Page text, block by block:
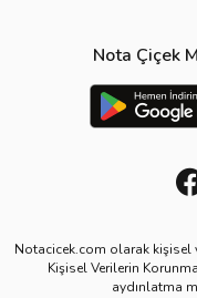
Nota Çiçek
Notacicek.com olarak kişisel
Kişisel Verilerin
aydınlatma